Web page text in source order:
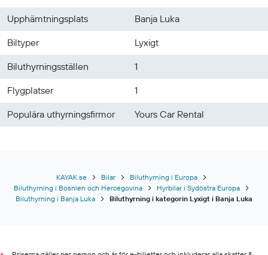
Upphämtningsplats
Banja Luka
Biltyper
Lyxigt
Biluthyrningsställen
1
Flygplatser
1
Populära uthyrningsfirmor
Yours Car Rental
KAYAK.se Bilar
Biluthyrning i Europa
Biluthyrning i Bosnien och Hercegovina
Hyrbilar i Sydöstra Europa
Biluthyrning i Banja Luka
Biluthyrning i kategorin Lyxigt i Banja Luka